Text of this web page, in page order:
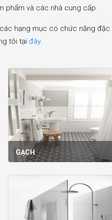
phẩm và các nhà cung cấp.
hạng mục có chức năng đặc
tôi tại đây.
GẠCH